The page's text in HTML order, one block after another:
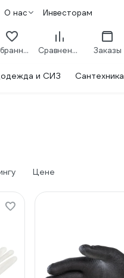
О нас Инвесторам
Избранное Сравнение Заказы
и СИЗ Сантехника
Цене